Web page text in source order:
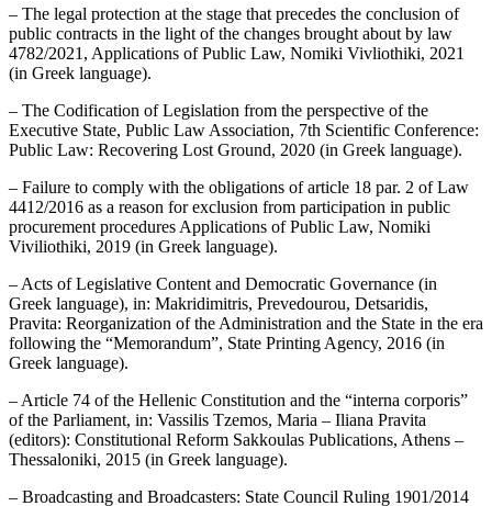
– The legal protection at the stage that precedes the conclusion of
public contracts in the light of the changes brought about by law
4782/2021, Applications of Public Law, Nomiki Vivliothiki, 2021
(in Greek language).
– The Codification of Legislation from the perspective of the
Executive State, Public Law Association, 7th Scientific Conference:
Public Law: Recovering Lost Ground, 2020 (in Greek language).
– Failure to comply with the obligations of article 18 par. 2 of Law
4412/2016 as a reason for exclusion from participation in public
procurement procedures Applications of Public Law, Nomiki
Viviliothiki, 2019 (in Greek language).
– Acts of Legislative Content and Democratic Governance (in
Greek language), in: Makridimitris, Prevedourou, Detsaridis,
Pravita: Reorganization of the Administration and the State in the era
following the “Memorandum”, State Printing Agency, 2016 (in
Greek language).
– Article 74 of the Hellenic Constitution and the “interna corporis”
of the Parliament, in: Vassilis Tzemos, Maria – Iliana Pravita
(editors): Constitutional Reform Sakkoulas Publications, Athens –
Thessaloniki, 2015 (in Greek language).
– Broadcasting and Broadcasters: State Council Ruling 1901/2014